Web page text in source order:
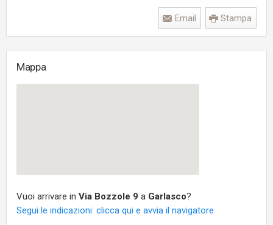
Stampa
Email
Mappa
Vuoi arrivare in Via Bozzole 9 a Garlasco?
Segui le indicazioni: clicca qui e avvia il navigatore